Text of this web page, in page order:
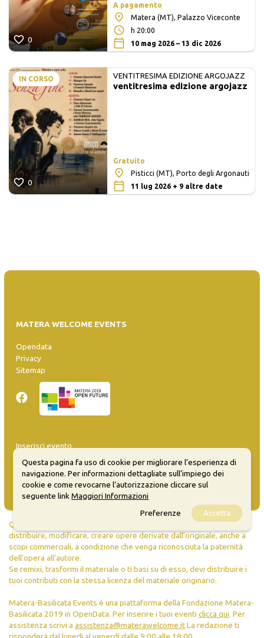
0
A pagamento
Matera (MT), Palazzo Viceconte
h 20:00
10 mag 2026 – 13 dic 2026
IN CORSO
0
VENTITRESIMA EDIZIONE ARGOJAZZ
ventitresima edizione argojazz
Gratuito
Pisticci (MT), Porto degli Argonauti
11 lug 2026 + 9 altre date
MATERA WELCOME EVENTS
Opendata
Privacy
Sitemap
Inserisci evento
FAQ
info@materaevents.it
Quanto realizzato è sottoposto a licenza CC-BY-SA che permette di
distribuire, modificare, creare opere derivate dall'originale, anche a
scopi commerciali, a condizione che venga riconosciuta la paternità
dell'opera all'autore.
Se remixi, trasformi il materiale o ti basi su di esso, devi distribuire i
tuoi contributi con la stessa licenza del materiale originario.
Matera-Basilicata Events è una piattaforma della Fondazione Matera-
Basilicata 2019 in OpenData. Per inserire i tuoi eventi clicca qui. Per
assistenza scrivi a assistenza@materawelcome.itLa redazione ti
Questa pagina fa uso di cookie per migliorare l’esperienza di
navigazione. Per informazioni dettagliate sull’impiego dei
cookie e come revocarne l’autorizzazione cliccare sul
seguente linkMaggiori Informazioni
Preferenze
Accetta